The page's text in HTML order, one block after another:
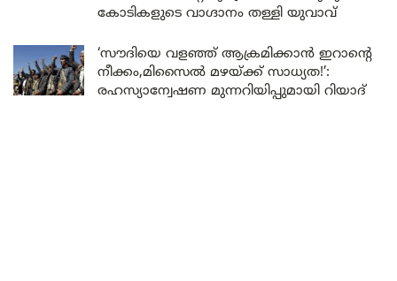
കോടികളുടെ വാഗ്ദാനം തള്ളി യുവാവ്
‘സൗദിയെ വളഞ്ഞ് ആക്രമിക്കാൻ ഇറാന്റെ
നീക്കം,മിസൈൽ മഴയ്ക്ക് സാധ്യത!’:
രഹസ്യാന്വേഷണ മുന്നറിയിപ്പുമായി റിയാദ്